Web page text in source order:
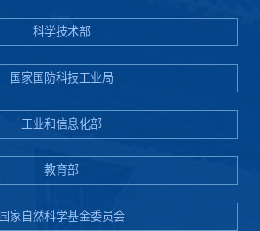
科学技术部
国家国防科技工业局
工业和信息化部
教育部
国家自然科学基金委员会